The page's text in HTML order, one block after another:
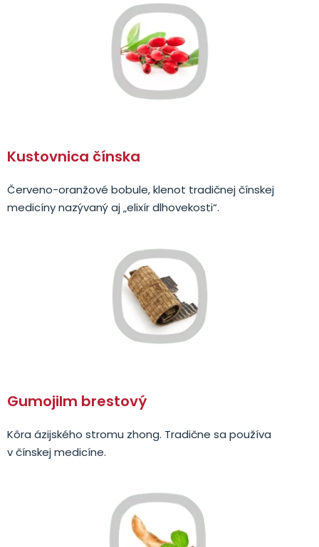
Kustovnica čínska
Červeno-oranžové bobule, klenot tradičnej čínskej
medicíny nazývaný aj „elixír dlhovekosti“.
Gumojilm brestový
Kôra ázijského stromu zhong. Tradične sa používa
v čínskej medicíne.